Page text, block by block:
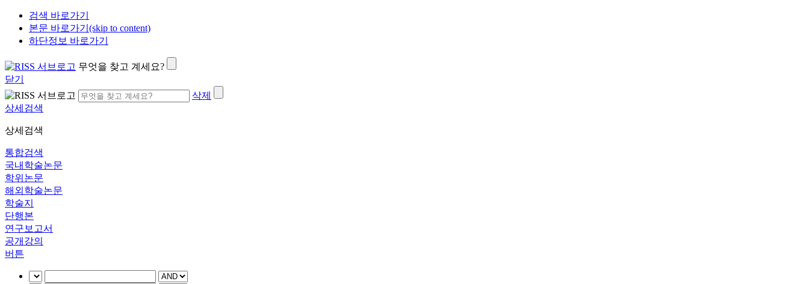
검색 바로가기
본문 바로가기(skip to content)
하단정보 바로가기
무엇을 찾고 계세요?
닫기
삭제
상세검색
상세검색
통합검색
국내학술논문
학위논문
해외학술논문
학술지
단행본
연구보고서
공개강의
버튼